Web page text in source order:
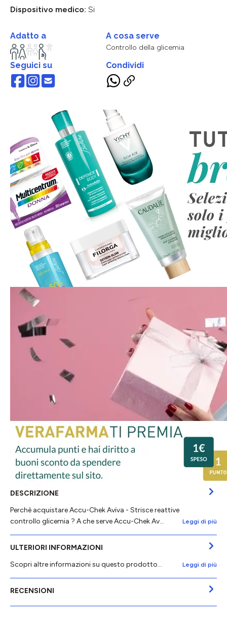
Dispositivo medico: Si
Adatto a A cosa serve
Controllo della glicemia
Seguici su Condividi
DESCRIZIONE
Perchè acquistare Accu-Chek Aviva - Strisce reattive
controllo glicemia ? A che serve Accu-Chek Av…
Leggi di più
ULTERIORI INFORMAZIONI
Scopri altre informazioni su questo prodotto...
Leggi di più
RECENSIONI